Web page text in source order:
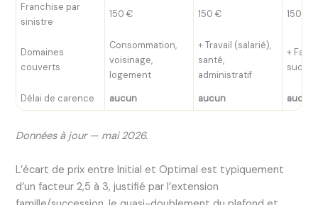
Franchise par
sinistre
150 € 150 € 150 €
Domaines
couverts
Consommation,
voisinage,
logement
+ Travail (salarié),
santé,
administratif
+
Délai de carence aucun aucun aucun
Données à jour — mai 2026.
L’écart de prix entre Initial et Optimal est typiquement
d’un facteur 2,5 à 3, justifié par l’extension